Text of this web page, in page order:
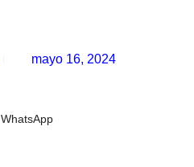
mayo 16, 2024
WhatsApp